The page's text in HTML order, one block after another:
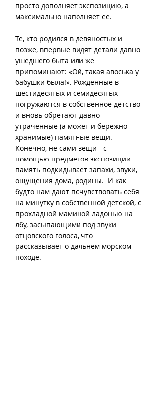
просто дополняет экспозицию, а
максимально наполняет ее.
Те, кто родился в девяностых и
позже, впервые видят детали давно
ушедшего быта или же
припоминают: «Ой, такая авоська у
бабушки была!». Рожденные в
шестидесятых и семидесятых
погружаются в собственное детство
и вновь обретают давно
утраченные (а может и бережно
хранимые) памятные вещи.
Конечно, не сами вещи - с
помощью предметов экспозиции
память подкидывает запахи, звуки,
ощущения дома, родины.  И как
будто нам дают почувствовать себя
на минутку в собственной детской, с
прохладной маминой ладонью на
лбу, засыпающими под звуки
отцовского голоса, что
рассказывает о дальнем морском
походе.